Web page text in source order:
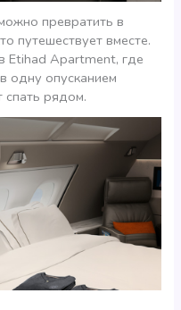
превратить в
путешествует вместе.
Etihad Apartment, где
одну опусканием
спать рядом.